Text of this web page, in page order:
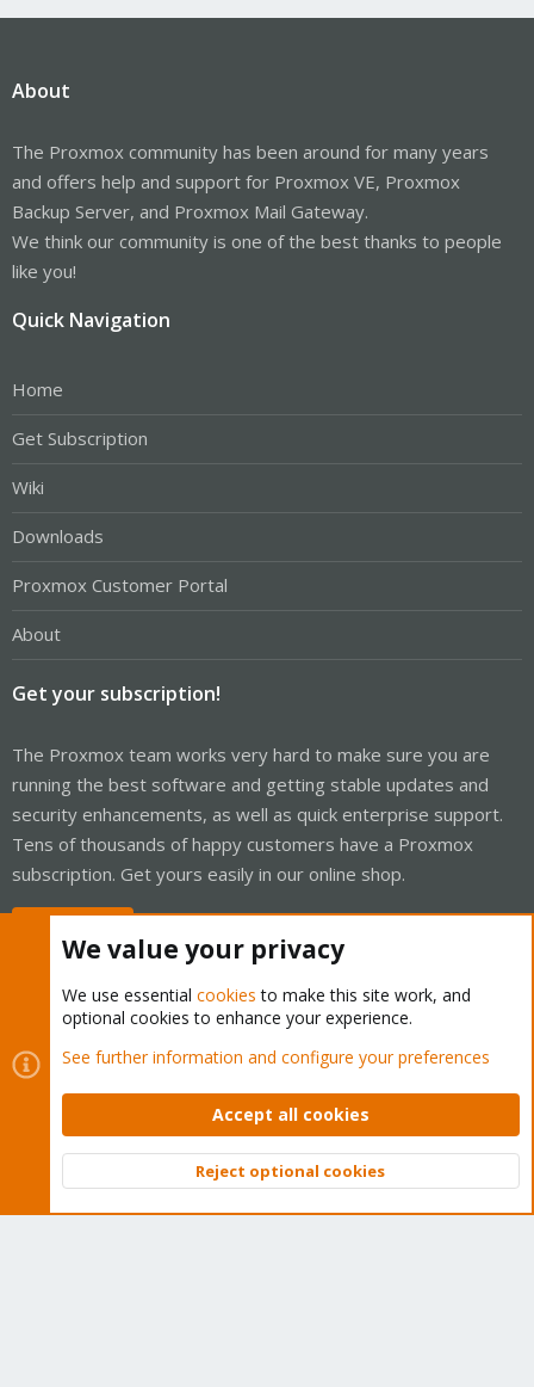
About
The Proxmox community has been around for many years
and offers help and support for Proxmox VE, Proxmox
Backup Server, and Proxmox Mail Gateway.
We think our community is one of the best thanks to people
like you!
Quick Navigation
Home
Get Subscription
Wiki
Downloads
Proxmox Customer Portal
About
Get your subscription!
The Proxmox team works very hard to make sure you are
running the best software and getting stable updates and
security enhancements, as well as quick enterprise support.
Tens of thousands of happy customers have a Proxmox
subscription. Get yours easily in our online shop.
Cookies
Proxmox Support Forum - Light Mode
Contact us
Terms and rules Privacy policy Help Home
Community platform by XenForo © 2010-2026 XenForo Ltd.
Top
We value your privacy
We use essential cookies to make this site work, and
optional cookies to enhance your experience.
See further information and configure your preferences
Accept all cookies
Reject optional cookies